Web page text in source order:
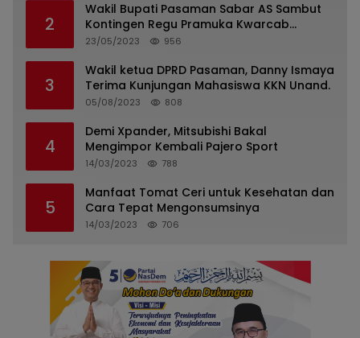
2
Wakil Bupati Pasaman Sabar AS Sambut
Kontingen Regu Pramuka Kwarcab
Pasaman
23/05/2023 956
3
Wakil ketua DPRD Pasaman, Danny Ismaya
Terima Kunjungan Mahasiswa KKN Unand.
05/08/2023 808
4
Demi Xpander, Mitsubishi Bakal
Mengimpor Kembali Pajero Sport
14/03/2023 788
5
Manfaat Tomat Ceri untuk Kesehatan dan
Cara Tepat Mengonsumsinya
14/03/2023 706